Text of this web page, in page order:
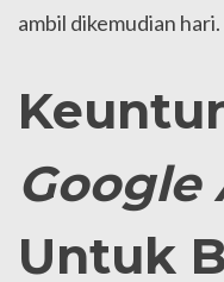
ambil dikemudian hari.
Google
Untuk